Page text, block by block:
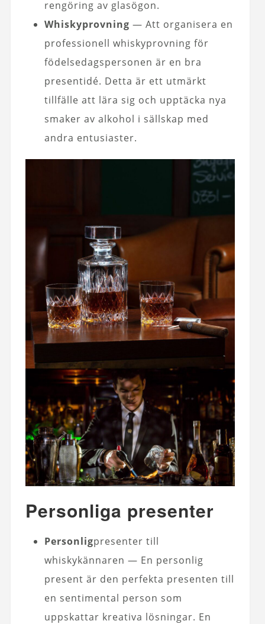
rengöring av glasögon.
Whiskyprovning — Att organisera en
professionell whiskyprovning för
födelsedagspersonen är en bra
presentidé. Detta är ett utmärkt
tillfälle att lära sig och upptäcka nya
smaker av alkohol i sällskap med
andra entusiaster.
Personliga presenter
Personligpresenter till
whiskykännaren — En personlig
present är den perfekta presenten till
en sentimental person som
uppskattar kreativa lösningar. En